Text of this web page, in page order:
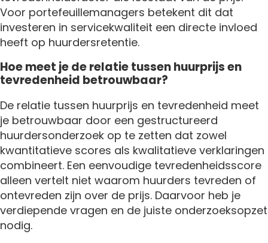
Voor portefeuillemanagers betekent dit dat
investeren in servicekwaliteit een directe invloed
heeft op huurdersretentie.
Hoe meet je de relatie tussen huurprijs en
tevredenheid betrouwbaar?
De relatie tussen huurprijs en tevredenheid meet
je betrouwbaar door een gestructureerd
huurdersonderzoek op te zetten dat zowel
kwantitatieve scores als kwalitatieve verklaringen
combineert. Een eenvoudige tevredenheidsscore
alleen vertelt niet waarom huurders tevreden of
ontevreden zijn over de prijs. Daarvoor heb je
verdiepende vragen en de juiste onderzoeksopzet
nodig.